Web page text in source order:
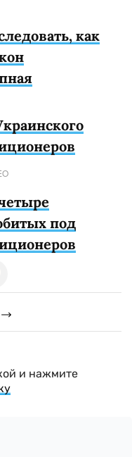
как
под
и нажмите